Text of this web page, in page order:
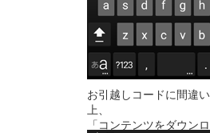
お引越しコードに間違
上、
「コンテンツをダウン